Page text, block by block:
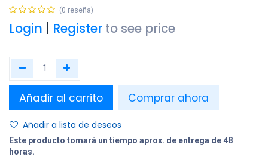
(0 reseña)
Login Register to see price
Añadir al carrito Comprar ahora
Añadir a lista de deseos
Este producto tomará un tiempo aprox. de entrega de 48
horas.